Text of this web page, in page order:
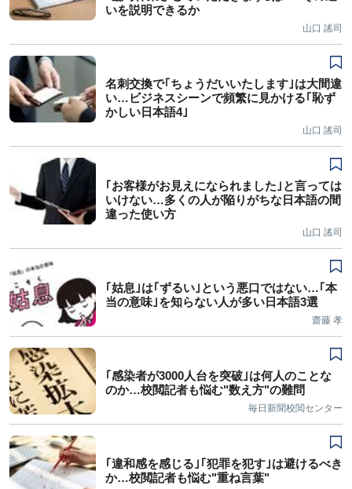
いを説明できるか
山口 謠司
名刺交換で｢ちょうだいいたします｣は大間違
い…ビジネスシーンで頻繁に見かける｢恥ず
かしい日本語4｣
山口 謠司
｢お客様がお見えになられました｣と言っては
いけない…多くの人が陥りがちな日本語の間
違った使い方
山口 謠司
｢姑息｣は｢ずるい｣という悪口ではない…｢本
当の意味｣を知らない人が多い日本語3選
齋藤 孝
｢感染者が3000人台を突破｣は何人のことな
のか…校閲記者も悩む"数え方"の難問
毎日新聞校閲センター
｢違和感を感じる｣｢犯罪を犯す｣は避けるべき
か…校閲記者も悩む"重ね言葉"